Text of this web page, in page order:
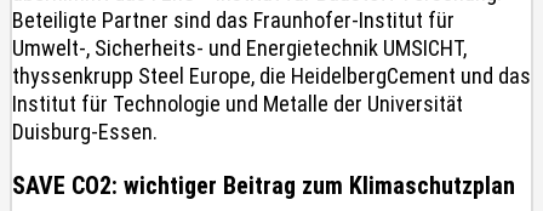
Beteiligte Partner sind das Fraunhofer-Institut für
Umwelt-, Sicherheits- und Energietechnik UMSICHT,
thyssenkrupp Steel Europe, die HeidelbergCement und das
Institut für Technologie und Metalle der Universität
Duisburg-Essen.
SAVE CO2: wichtiger Beitrag zum Klimaschutzplan